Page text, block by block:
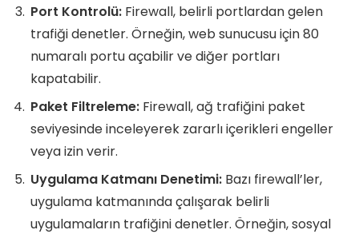
Port Kontrolü: Firewall, belirli portlardan gelen
trafiği denetler. Örneğin, web sunucusu için 80
numaralı portu açabilir ve diğer portları
kapatabilir.
Paket Filtreleme: Firewall, ağ trafiğini paket
seviyesinde inceleyerek zararlı içerikleri engeller
veya izin verir.
Uygulama Katmanı Denetimi: Bazı firewall’ler,
uygulama katmanında çalışarak belirli
uygulamaların trafiğini denetler. Örneğin, sosyal